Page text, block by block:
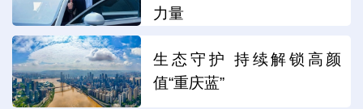
力量
生态守护 持续解锁高颜
值“重庆蓝”